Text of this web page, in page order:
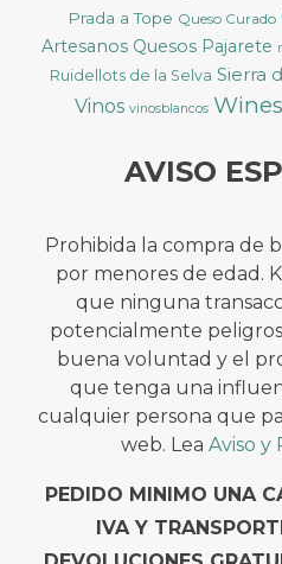
Prada a Tope Queso Curado
Artesanos Quesos Pajarete
Ruidellots de la Selva Sierra
Vinos vinosblancos Wines
AVISO
Prohibida la compra de
por menores de edad.
que ninguna
potencialmente
buena voluntad y el
que tenga una
cualquier persona que
web. Lea Aviso y
PEDIDO MINIMO UNA
IVA Y